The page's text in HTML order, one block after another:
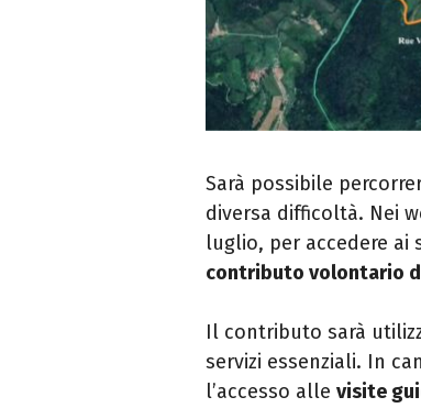
Sarà possibile
diversa difficoltà. Nei
luglio, per accedere ai
contributo volontario
Il contributo sarà
servizi essenziali. In
l’accesso alle visite